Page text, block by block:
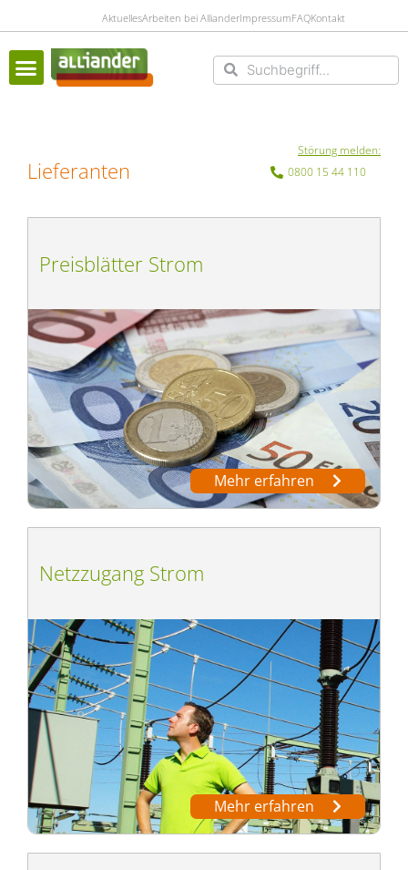
AktuellesArbeiten bei AllianderImpressumFAQKontakt
SucheSuche
Lieferanten
Störung melden:
0800 15 44 110
Preisblätter Strom
Mehr erfahren
Netzzugang Strom
Mehr erfahren